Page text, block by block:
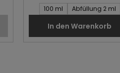
Inhalt des Artikel:
100 ml Abfüllung 2 ml
In den Warenkorb